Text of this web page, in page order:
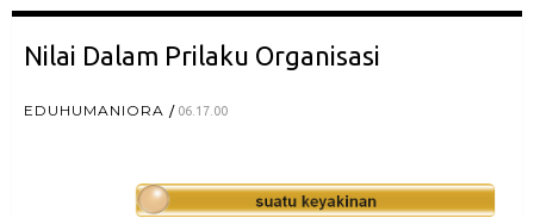
Nilai Dalam Prilaku Organisasi
EDUHUMANIORA 06.17.00